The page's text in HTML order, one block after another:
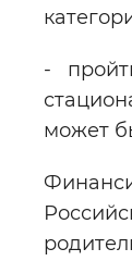
-
может